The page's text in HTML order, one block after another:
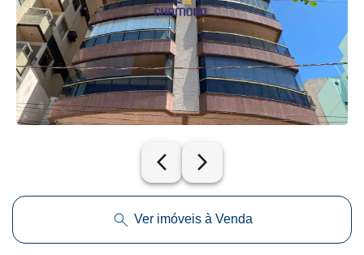
arrow_back_ios_new arrow_forward_ios
Ver imóveis à Venda